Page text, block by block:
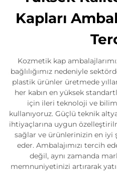
Kapları
Kozmetik kap
bağlılığımız nedeniyle
plastik ürünler üretmede
her kabın en yüksek
için ileri teknoloji ve
kullanıyoruz. Güçlü teknik
ihtiyaçlarına uygun
sağlar ve ürünlerinizin en iyi
eder. Ambalajımızı tercih
değil, aynı zamanda
memnuniyetinizi artırarak